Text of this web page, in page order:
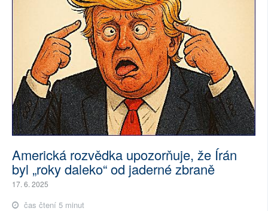
Americká rozvědka upozorňuje, že Írán
byl „roky daleko“ od jaderné zbraně
17. 6. 2025
čas čtení 5 minut